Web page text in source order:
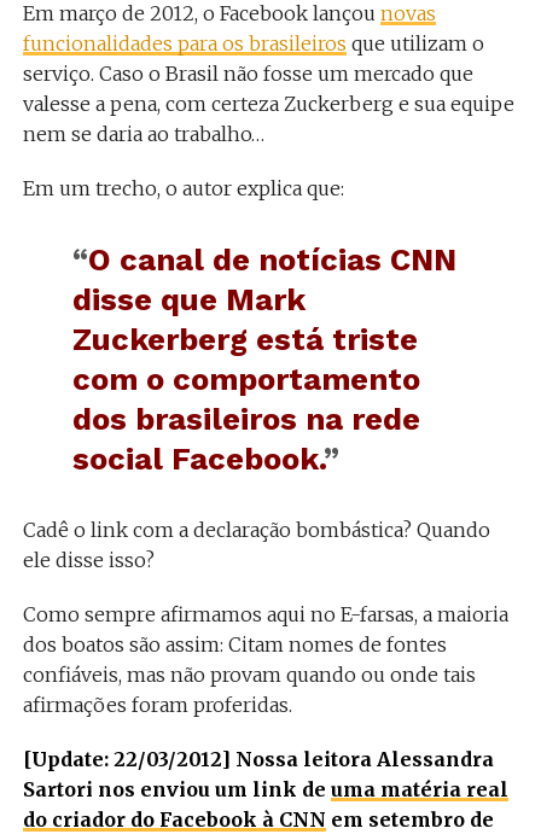
Em março de 2012, o Facebook lançou novas
funcionalidades para os brasileiros que utilizam o
serviço. Caso o Brasil não fosse um mercado que
valesse a pena, com certeza Zuckerberg e sua equipe
nem se daria ao trabalho…
Em um trecho, o autor explica que:
“O canal de notícias CNN
disse que Mark
Zuckerberg está triste
com o comportamento
dos brasileiros na rede
social Facebook.”
Cadê o link com a declaração bombástica? Quando
ele disse isso?
Como sempre afirmamos aqui no E-farsas, a maioria
dos boatos são assim: Citam nomes de fontes
confiáveis, mas não provam quando ou onde tais
afirmações foram proferidas.
[Update: 22/03/2012] Nossa leitora Alessandra
Sartori nos enviou um link de uma matéria real
do criador do Facebook à CNN em setembro de